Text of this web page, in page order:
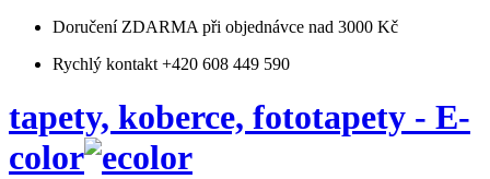
Doručení ZDARMA při objednávce nad 3000 Kč
Rychlý kontakt +420 608 449 590
tapety, koberce, fototapety - E-
color